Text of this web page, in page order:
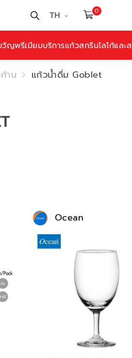
TH 0
วัญพรีเมียมบริการแก้วสกรีนโลโก้และ
าน แก้วน้ำดื่ม Goblet
Ocean